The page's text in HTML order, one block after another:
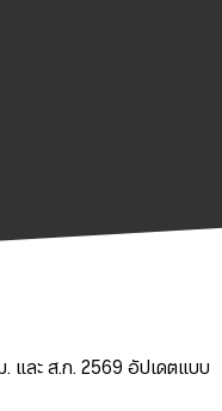
และ ส.ก. 2569 อัปเดตแบบ